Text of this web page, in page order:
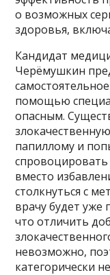
о возможных
здоровья,
Кандидат
Черёмушкин
помощью
опасным.
папиллому и
спровоцировать
вместо
столкнуться с
врачу будет уже
что отличить
невозможно,
категорически